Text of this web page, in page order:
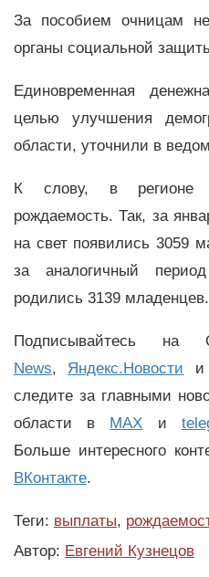
За пособием очницам
органы социальной
Единовременная
целью улучшения
области, уточнили в
К слову, в регионе
рождаемость. Так, за
на свет появились
за аналогичный
родились 3139 младенцев.
Подписывайтесь
News, Яндекс.Новости и
следите за главными
области в MAX и
Больше интересного
ВКонтакте.
Теги: выплаты,
Автор: Евгений Кузнецов